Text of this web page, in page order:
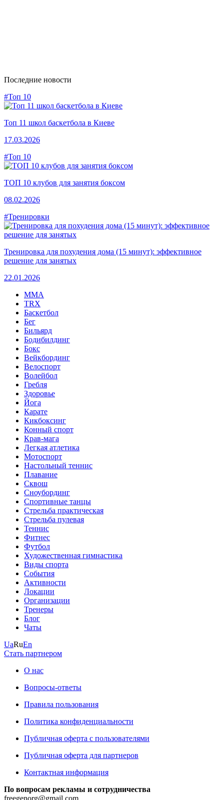
Последние новости
#Топ 10
Топ 11 школ баскетбола в Киеве
17.03.2026
#Топ 10
ТОП 10 клубов для занятия боксом
08.02.2026
#Тренировки
Тренировка для похудения дома (15 минут): эффективное
решение для занятых
22.01.2026
MMA
TRX
Баскетбол
Бег
Бильярд
Бодибилдинг
Бокс
Вейкбординг
Велоспорт
Волейбол
Гребля
Здоровье
Йога
Карате
Кикбоксинг
Конный спорт
Крав-мага
Легкая атлетика
Мотоспорт
Настольный теннис
Плавание
Сквош
Сноубординг
Спортивные танцы
Стрельба практическая
Стрельба пулевая
Теннис
Фитнес
Футбол
Художественная гимнастика
Виды спорта
События
Активности
Локации
Организации
Тренеры
Блог
Чаты
UaRuEn
Стать партнером
О нас
Вопросы-ответы
Правила пользования
Политика конфиденциальности
Публичная оферта с пользователями
Публичная оферта для партнеров
Контактная информация
По вопросам рекламы и сотрудничества